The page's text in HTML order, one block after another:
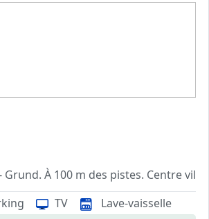
Grund. À 100 m des pistes. Centre
: de qualité, de 32 m² avec patio.
TV Lave-vaisselle